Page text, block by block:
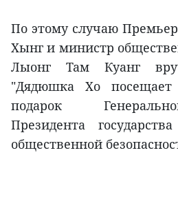
По этому случаю
Хынг и министр
Лыонг Там Куанг
"Дядюшка Хо
подарок
Президента
общественной